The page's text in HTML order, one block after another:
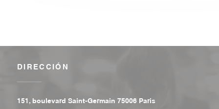
DIRECCIÓN
151, boulevard Saint-Germain 75006 Paris